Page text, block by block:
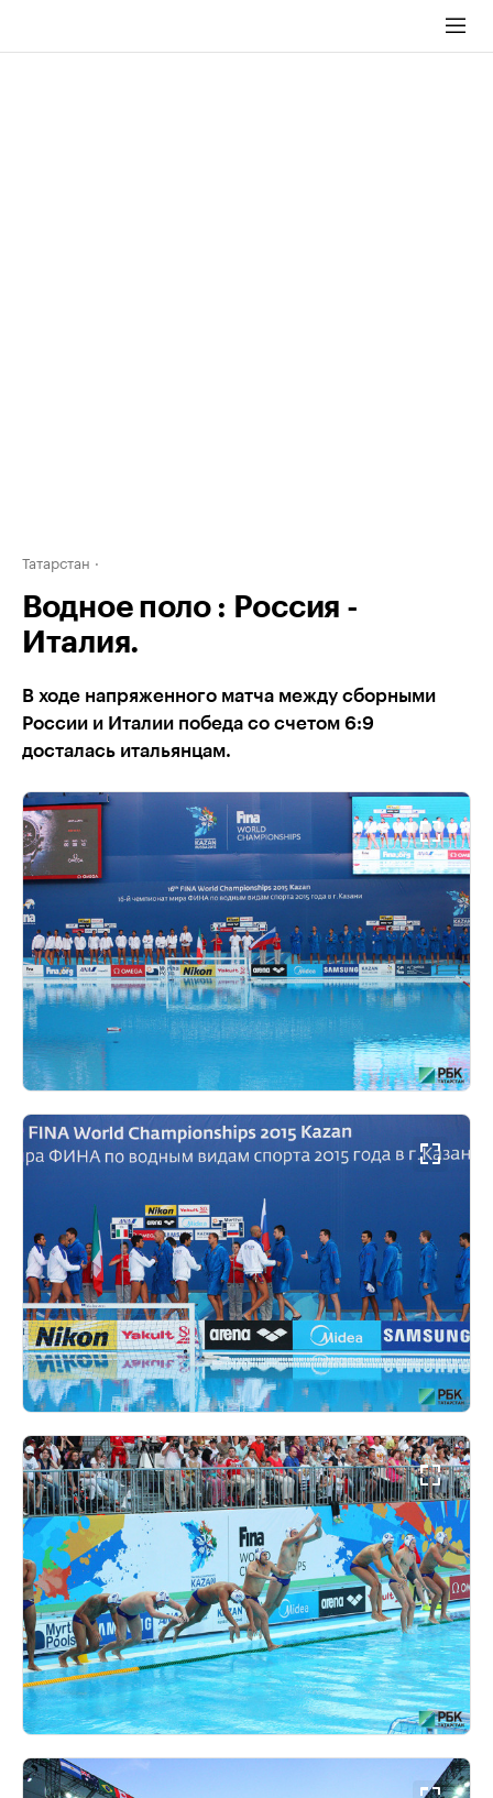
Татарстан
Водное поло : Россия -
Италия.
В ходе напряженного матча между сборными
России и Италии победа со счетом 6:9
досталась итальянцам.